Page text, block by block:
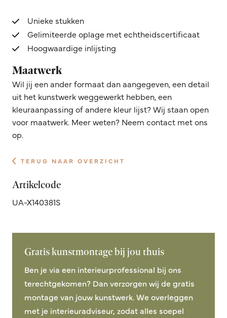
Unieke stukken
Gelimiteerde oplage met echtheidscertificaat
Hoogwaardige inlijsting
Maatwerk
Wil jij een ander formaat dan aangegeven, een detail
uit het kunstwerk weggewerkt hebben, een
kleuraanpassing of andere kleur lijst? Wij staan open
voor maatwerk. Meer weten? Neem contact met ons
op.
TERUG NAAR OVERZICHT
Artikelcode
UA-X140381S
Gratis kunstmontage bij jou thuis
Ben je via een interieurprofessional bij ons
terechtgekomen? Dan verzorgen wij de gratis
montage van jouw kunstwerk. We overleggen
met je interieuradviseur, zodat alles soepel